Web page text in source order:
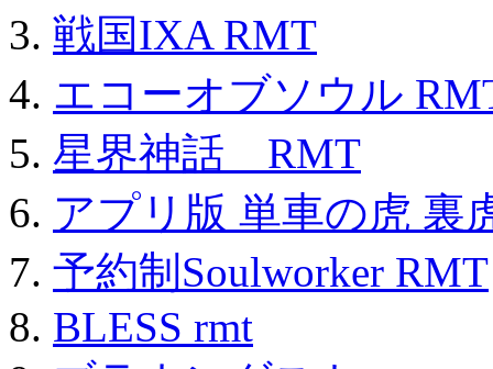
戦国IXA RMT
エコーオブソウル
星界神話 RMT
アプリ版 単車の虎 裏
予約制Soulworker RMT
BLESS rmt